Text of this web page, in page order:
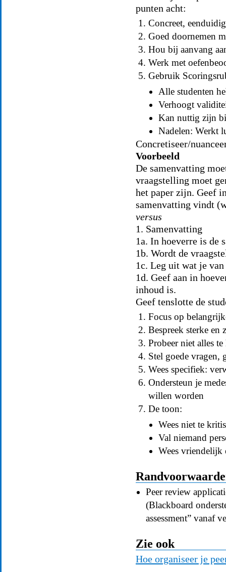
punten acht:
Concreet, eenduidig
Goed doornemen
Hou bij aanvang
Werk met
Gebruik
Alle studenten
Verhoogt
Kan nuttig zijn
Nadelen: Werkt
Concretiseer/
Voorbeeld
De samenvatting
vraagstelling moet
het paper zijn. Geef
samenvatting vindt
versus
1. Samenvatting
1a. In hoeverre is de
1b. Wordt de
1c. Leg uit wat je
1d. Geef aan in
inhoud is.
Geef tenslotte de
Focus op
Bespreek sterke en
Probeer niet alles
Stel goede vragen,
Wees specifiek:
Ondersteun je
willen worden
De toon:
Wees niet te
Val niemand
Wees vriendelijk
Peer review
(Blackboard
assessment” vanaf
Zie ook
Hoe organiseer je